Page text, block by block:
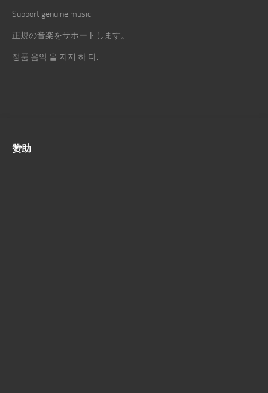
Support genuine music.
正規の音楽をサポートします。
정품 음악 을 지지 하 다.
赞助